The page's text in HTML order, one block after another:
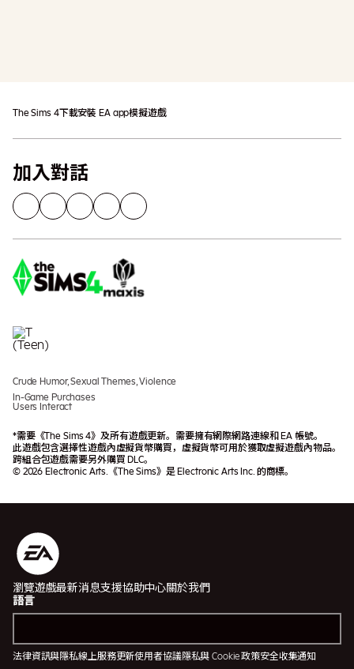
The Sims 4下載安裝 EA app模擬遊戲
加入對話
Crude Humor, Sexual Themes, Violence
In-Game Purchases
Users Interact
*需要《The Sims 4》及所有遊戲更新。需要擁有網際網路連線和 EA 帳號。
此遊戲包含選擇性遊戲內虛擬貨幣購買，虛擬貨幣可用於獲取虛擬遊戲內物品。
跨組合包遊戲需要另外購買 DLC。
© 2026 Electronic Arts.《The Sims》是 Electronic Arts Inc. 的商標。
瀏覽遊戲最新消息支援協助中心關於我們
語言
法律資訊與隱私線上服務更新使用者協議隱私與 Cookie 政策安全收集通知